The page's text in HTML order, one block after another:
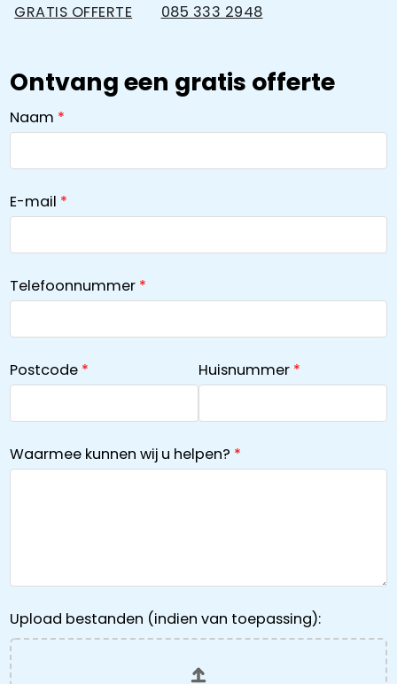
GRATIS OFFERTE 085 333 2948
Ontvang een gratis offerte
Naam
E-mail
Telefoonnummer
Postcode Huisnummer
Waarmee kunnen wij u helpen?
Upload bestanden (indien van toepassing):